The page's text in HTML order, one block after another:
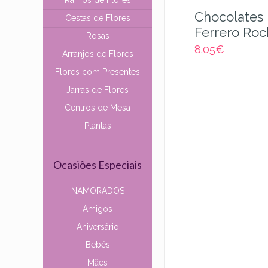
Chocolates
Ferrero
8.05€
Cestas de Flores
Rosas
Arranjos de Flores
Flores com Presentes
Jarras de Flores
Centros de Mesa
Plantas
Ocasiões Especiais
NAMORADOS
Amigos
Aniversário
Bebés
Mães